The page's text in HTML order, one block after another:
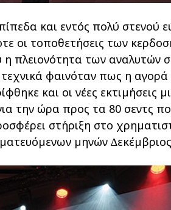
και εντός πολύ στενού
οι τοποθετήσεις των
πλειονότητα των αναλυτών
φαινόταν πως η
και οι νέες εκτιµήσεις
την ώρα προς τα 80 σεντς
στήριξη στο
µηνών